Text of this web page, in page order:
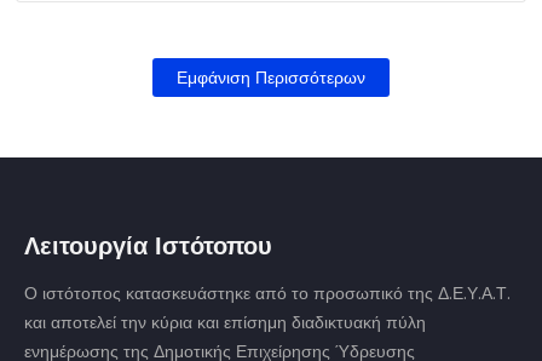
Εμφάνιση Περισσότερων
Λειτουργία Ιστότοπου
Ο ιστότοπος κατασκευάστηκε από το προσωπικό της Δ.Ε.Υ.Α.Τ.
και αποτελεί την κύρια και επίσημη διαδικτυακή πύλη
ενημέρωσης της Δημοτικής Επιχείρησης Ύδρευσης